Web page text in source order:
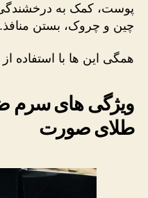
پوست، کمک به
چین و چروک، بستن منافذ.
همگی این ها با استفاده
ویژگی های سرم
طلای صورت